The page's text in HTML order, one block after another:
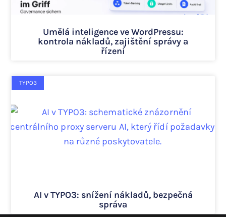
Umělá inteligence ve WordPressu:
kontrola nákladů, zajištění správy a
řízení
TYPO3
AI v TYPO3: snížení nákladů, bezpečná
správa